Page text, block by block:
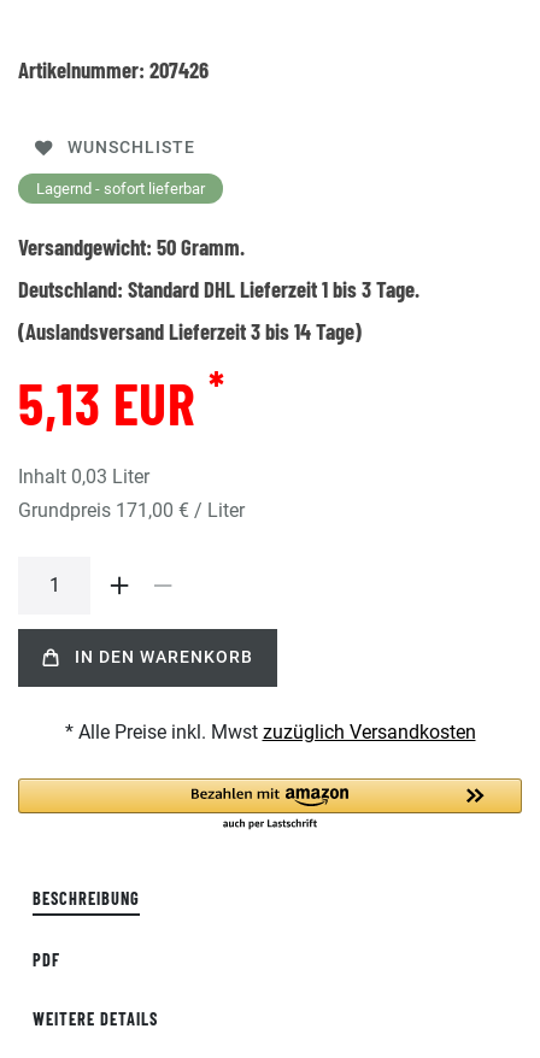
Artikelnummer: 207426
WUNSCHLISTE
Lagernd - sofort lieferbar
Versandgewicht: 50Gramm.
Deutschland: Standard DHL Lieferzeit 1 bis 3 Tage.
(Auslandsversand Lieferzeit 3 bis 14 Tage)
5,13 EUR *
Inhalt 0,03 Liter
Grundpreis 171,00 € / Liter
IN DEN WARENKORB
* Alle Preise inkl. Mwst zuzüglich Versandkosten
BESCHREIBUNG
PDF
WEITERE DETAILS